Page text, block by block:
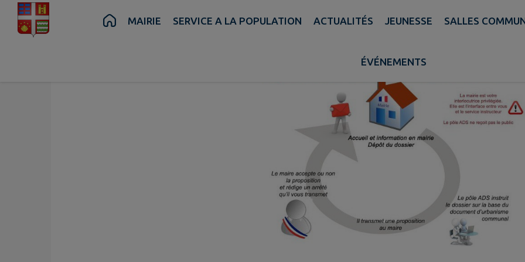
Contenu Recherche Pied de page
MAIRIE SERVICE A LA POPULATION ACTUALITÉS JEUNESSE SALLES
ÉVÉNEMENTS